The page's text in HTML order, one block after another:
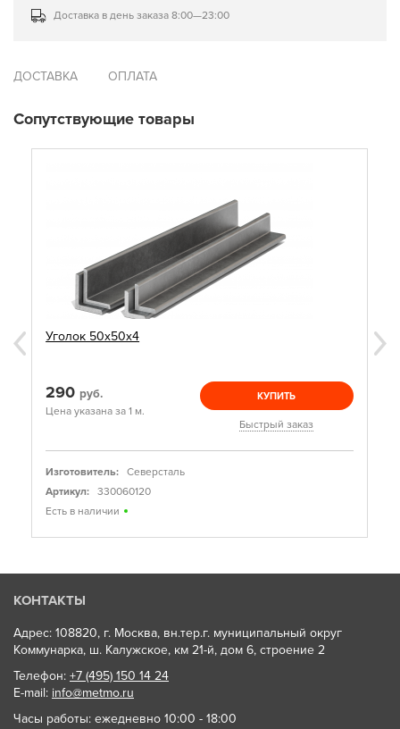
Доставка в день заказа 8:00—23:00
ДОСТАВКА ОПЛАТА
Сопутствующие товары
Уголок 50х50х4
290 руб.
Цена указана за 1 м.
КУПИТЬ
Быстрый заказ
Изготовитель:
Северсталь
Артикул:
330060120
Есть в наличии
КОНТАКТЫ
Адрес: 108820, г. Москва, вн.тер.г. муниципальный округ
Коммунарка, ш. Калужское, км 21-й, дом 6, строение 2
Телефон: +7 (495) 150 14 24
E-mail: info@metmo.ru
Часы работы: ежедневно 10:00 - 18:00